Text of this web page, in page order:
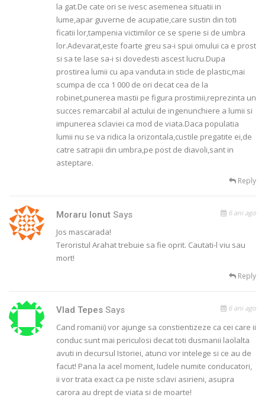
la gat.De cate ori se ivesc asemenea situatii in
lume,apar guverne de acupatie,care sustin din toti
ficatii lor,tampenia victimilor ce se sperie si de umbra
lor.Adevarat,este foarte greu sa-i spui omului ca e prost
si sa te lase sa-i si dovedesti ascest lucru.Dupa
prostirea lumii cu apa vanduta in sticle de plastic,mai
scumpa de cca 1 000 de ori decat cea de la
robinet,punerea mastii pe figura prostimii,reprezinta un
succes remarcabil al actului de ingenunchiere a lumii si
impunerea sclaviei ca mod de viata.Daca populatia
lumii nu se va ridica la orizontala,custile pregatite ei,de
catre satrapii din umbra,pe post de diavoli,sant in
asteptare.
Reply
Moraru Ionut Says 6 ani ago
Jos mascarada!
Teroristul Arahat trebuie sa fie oprit. Cautati-l viu sau
mort!
Reply
Vlad Tepes Says 6 ani ago
Cand romanii) vor ajunge sa constientizeze ca cei care ii
conduc sunt mai periculosi decat toti dusmanii laolalta
avuti in decursul Istoriei, atunci vor intelege si ce au de
facut! Pana la acel moment, Iudele numite conducatori,
ii vor trata exact ca pe niste sclavi asirieni, asupra
carora au drept de viata si de moarte!